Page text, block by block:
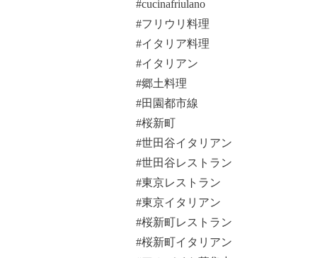
#cucinafriulano
#フリウリ料理
#イタリア料理
#イタリアン
#郷土料理
#田園都市線
#桜新町
#世田谷イタリアン
#世田谷レストラン
#東京レストラン
#東京イタリアン
#桜新町レストラン
#桜新町イタリアン